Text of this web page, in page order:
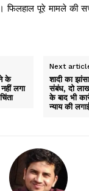
फिलहाल पूरे मामले की
के
लगा
Next
शादी का
संबंध, दो
के बाद भी
न्याय की